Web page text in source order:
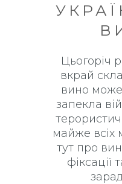
Цьогоріч
вкрай
вино
запекла
майже всіх
тут про
фіксації